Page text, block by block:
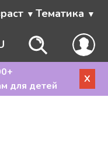
Тематика
для детей
X